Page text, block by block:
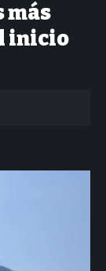
más
inicio